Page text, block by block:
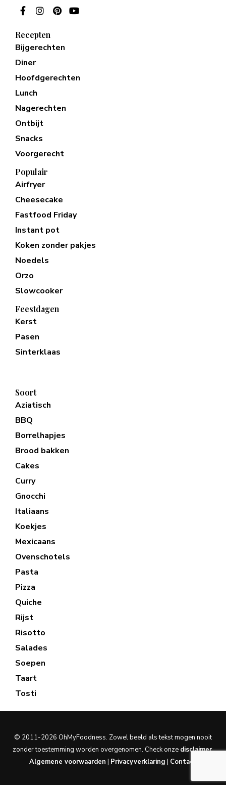
Recepten
Bijgerechten
Diner
Hoofdgerechten
Lunch
Nagerechten
Ontbijt
Snacks
Voorgerecht
Populair
Airfryer
Cheesecake
Fastfood Friday
Instant pot
Koken zonder pakjes
Noedels
Orzo
Slowcooker
Feestdagen
Kerst
Pasen
Sinterklaas
Soort
Aziatisch
BBQ
Borrelhapjes
Brood bakken
Cakes
Curry
Gnocchi
Italiaans
Koekjes
Mexicaans
Ovenschotels
Pasta
Pizza
Quiche
Rijst
Risotto
Salades
Soepen
Taart
Tosti
© 2011-2026 OhMyFoodness. Zowel beeld als tekst mogen nooit
zonder toestemming worden overgenomen. Check onze disclaimer.
Algemene voorwaarden
Privacyverklaring Contact